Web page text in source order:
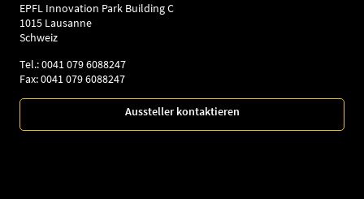
EPFL Innovation Park Building C
1015 Lausanne
Schweiz
Tel.: 0041 079 6088247
Fax: 0041 079 6088247
Aussteller kontaktieren